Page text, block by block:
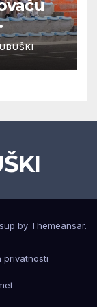
ispao,
by Themeansar.
privatnosti